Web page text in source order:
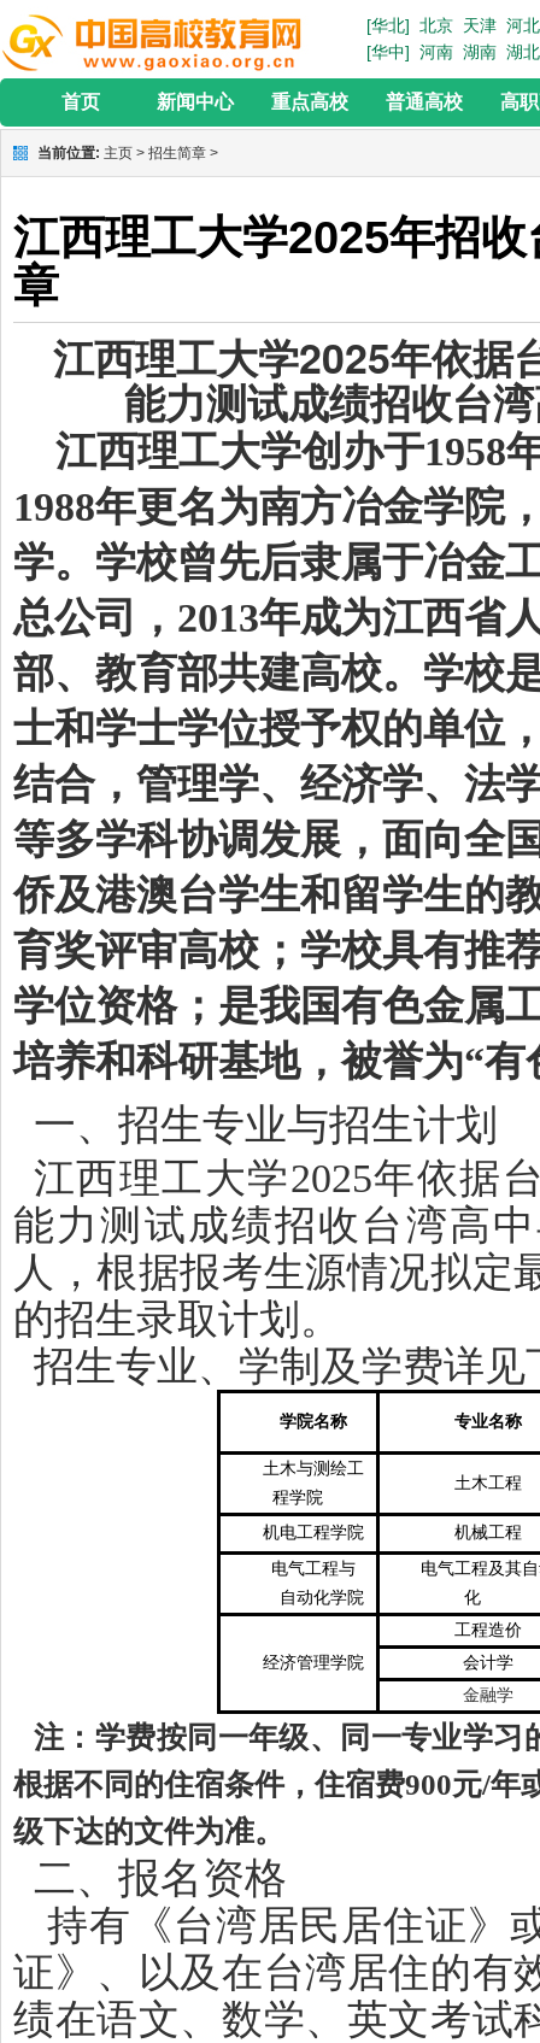
[华北] 北京 天津 河北
[华中] 河南 湖南 湖北
首页 新闻中心 重点高校 普通高校 高
当前位置: 主页 > 招生简章 >
江西理工大学2025年招
章
江西理工大学2025年依据
能力测试成绩招收台
江西理工大学创办于1958
1988年更名为南方冶金学院
学。学校曾先后隶属于冶金
总公司，2013年成为江西省
部、教育部共建高校。学校
士和学士学位授予权的单位
结合，管理学、经济学、法
等多学科协调发展，面向全
侨及港澳台学生和留学生的
育奖评审高校；学校具有推
学位资格；是我国有色金属
培养和科研基地，被誉为“
一、招生专业与招生计划
江西理工大学2025年依据
能力测试成绩招收台湾高
人，根据报考生源情况拟定
的招生录取计划。
招生专业、学制及学费详见
学院名称 专业名称
土木与测绘工
程学院
土木工程
机电工程学院
机械工程
电气工程与
自动化学院
电气工程及其
化
经济管理学院
工程造价
会计学
金融学
注：学费按同一年级、同一专业学
根据不同的住宿条件，住宿费900元/年
级下达的文件为准。
二、报名资格
持有《台湾居民居住证》
证》、以及在台湾居住的有
绩在语文、数学、英文考试